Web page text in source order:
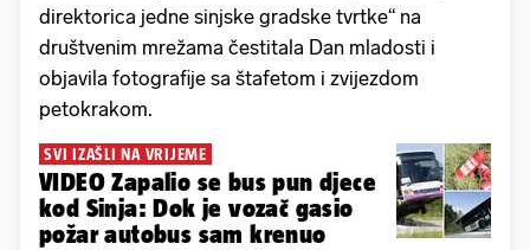
direktorica jedne sinjske gradske tvrtke“ na
društvenim mrežama čestitala Dan mladosti i
objavila fotografije sa štafetom i zvijezdom
petokrakom.
SVI IZAŠLI NA VRIJEME
VIDEO Zapalio se bus pun djece
kod Sinja: Dok je vozač gasio
požar autobus sam krenuo